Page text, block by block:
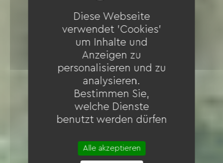
Diese Webseite
verwendet 'Cookies'
um Inhalte und
Anzeigen zu
personalisieren und zu
analysieren.
Bestimmen Sie,
welche Dienste
benutzt werden dürfen
Alle akzeptieren